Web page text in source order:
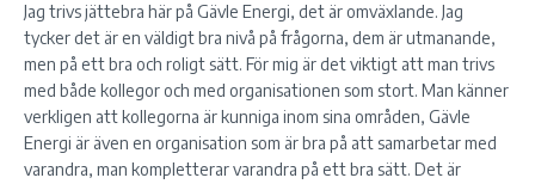
Jag trivs jättebra här på Gävle Energi, det är omväxlande. Jag
tycker det är en väldigt bra nivå på frågorna, dem är utmanande,
men på ett bra och roligt sätt. För mig är det viktigt att man trivs
med både kollegor och med organisationen som stort. Man känner
verkligen att kollegorna är kunniga inom sina områden, Gävle
Energi är även en organisation som är bra på att samarbetar med
varandra, man kompletterar varandra på ett bra sätt. Det är